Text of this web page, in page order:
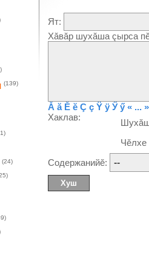
Ят:
Хăвăр шухăша çырса
Ă ă Ĕ ĕ Ç ç Ÿ ÿ Ӳ ӳ « ... »
Хаклав:
Содержанийĕ:
(139)
(24)